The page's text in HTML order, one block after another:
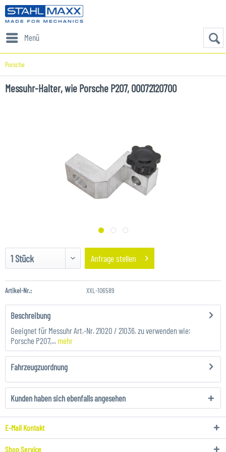
Menü
Porsche
Messuhr-Halter, wie Porsche P207, 00072120700
Anfrage stellen
Artikel-Nr.: XXL-106589
Beschreibung
Geeignet für Messuhr Art.-Nr. 21020 / 21036. zu verwenden wie:
Porsche P207,... mehr
Fahrzeugzuordnung
Kunden haben sich ebenfalls angesehen
E-Mail Kontakt
Shop Service